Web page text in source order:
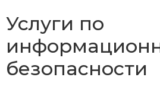
Услуги по
безопасности